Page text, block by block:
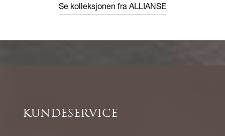
Se kolleksjonen fra ALLIANSE
KUNDESERVICE